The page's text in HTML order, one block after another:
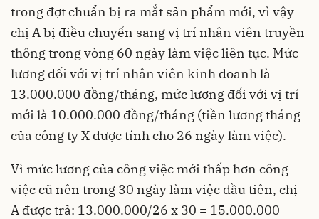
trong đợt chuẩn bị ra mắt sản phẩm mới, vì vậy
chị A bị điều chuyển sang vị trí nhân viên truyền
thông trong vòng 60 ngày làm việc liên tục. Mức
lương đối với vị trí nhân viên kinh doanh là
13.000.000 đồng/tháng, mức lương đối với vị trí
mới là 10.000.000 đồng/tháng (tiền lương tháng
của công ty X được tính cho 26 ngày làm việc).
Vì mức lương của công việc mới thấp hơn công
việc cũ nên trong 30 ngày làm việc đầu tiên, chị
A được trả: 13.000.000/26 x 30 = 15.000.000